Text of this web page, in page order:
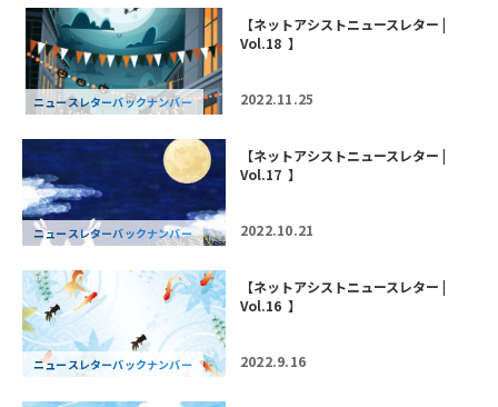
ニュースレターバックナンバー
【ネットアシストニュースレター |
Vol.18 】
2022.11.25
ニュースレターバックナンバー
【ネットアシストニュースレター |
Vol.17 】
2022.10.21
ニュースレターバックナンバー
【ネットアシストニュースレター |
Vol.16 】
2022.9.16